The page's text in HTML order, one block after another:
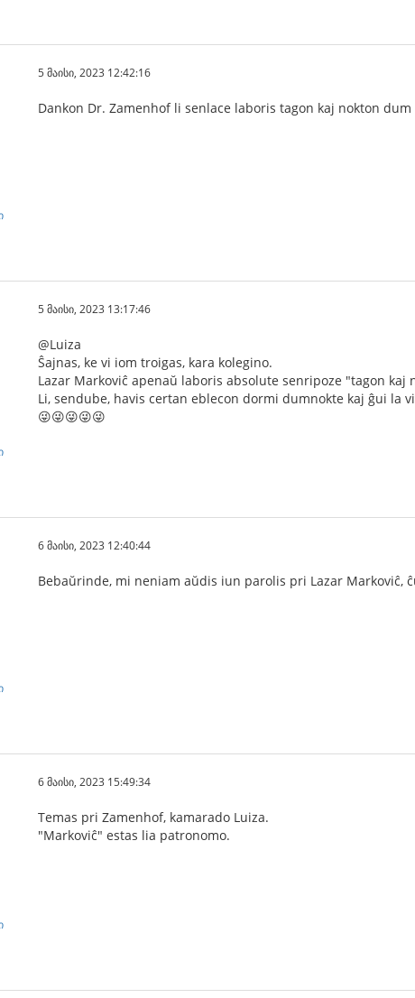
5 მაისი, 2023 12:42:16
Dankon Dr. Zamenhof li senlace laboris tagon kaj nokton
5 მაისი, 2023 13:17:46
@Luiza
Ŝajnas, ke vi iom troigas, kara kolegino.
Lazar Markoviĉ apenaŭ laboris absolute senripoze "tagon kaj
Li, sendube, havis certan eblecon dormi dumnokte kaj ĝui la
😜😜😜😜😜
6 მაისი, 2023 12:40:44
Bebaŭrinde, mi neniam aŭdis iun parolis pri Lazar Markoviĉ,
6 მაისი, 2023 15:49:34
Temas pri Zamenhof, kamarado Luiza.
"Markoviĉ" estas lia patronomo.